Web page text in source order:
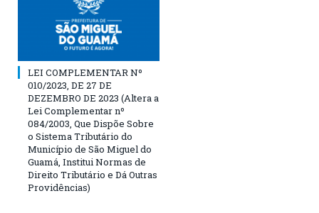
LEI COMPLEMENTAR Nº
010/2023, DE 27 DE
DEZEMBRO DE 2023 (Altera a
Lei Complementar nº
084/2003, Que Dispõe Sobre
o Sistema Tributário do
Município de São Miguel do
Guamá, Institui Normas de
Direito Tributário e Dá Outras
Providências)